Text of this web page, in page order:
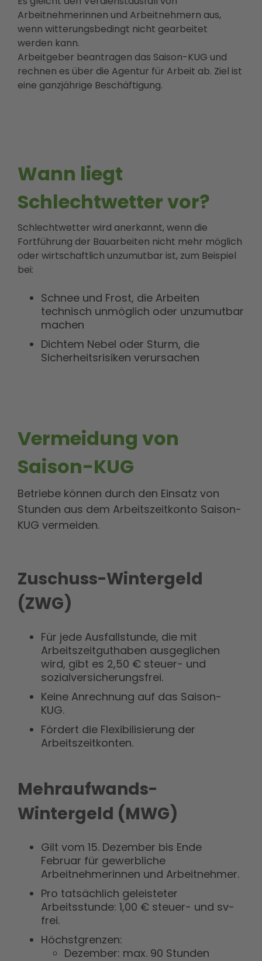
Arbeitnehmerinnen und Arbeitnehmern aus,
wenn witterungsbedingt nicht gearbeitet
werden kann.
Arbeitgeber beantragen das Saison-KUG und
rechnen es über die Agentur für Arbeit ab. Ziel ist
eine ganzjährige Beschäftigung.
Wann liegt
Schlechtwetter vor?
Schlechtwetter wird anerkannt, wenn die
Fortführung der Bauarbeiten nicht mehr möglich
oder wirtschaftlich unzumutbar ist, zum Beispiel
bei:
Schnee und Frost, die Arbeiten
technisch unmöglich oder unzumutbar
machen
Dichtem Nebel oder Sturm, die
Sicherheitsrisiken verursachen
Vermeidung von
Saison-KUG
Betriebe können durch den Einsatz von
Stunden aus dem Arbeitszeitkonto Saison-
KUG vermeiden.
Zuschuss-Wintergeld
(ZWG)
Für jede Ausfallstunde, die mit
Arbeitszeitguthaben ausgeglichen
wird, gibt es 2,50 € steuer- und
sozialversicherungsfrei.
Keine Anrechnung auf das Saison-
KUG.
Fördert die Flexibilisierung der
Arbeitszeitkonten.
Mehraufwands-
Wintergeld (MWG)
Gilt vom 15. Dezember bis Ende
Februar für gewerbliche
Arbeitnehmerinnen und Arbeitnehmer.
Pro tatsächlich geleisteter
Arbeitsstunde: 1,00 € steuer- und sv-
frei.
Höchstgrenzen:
Dezember: max. 90 Stunden